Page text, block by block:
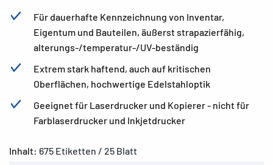
Für dauerhafte Kennzeichnung von Inventar,
Eigentum und Bauteilen, äußerst strapazierfähig,
alterungs-/temperatur-/UV-beständig
Extrem stark haftend, auch auf kritischen
Oberflächen, hochwertige Edelstahloptik
Geeignet für Laserdrucker und Kopierer - nicht für
Farblaserdrucker und Inkjetdrucker
Inhalt: 675 Etiketten / 25 Blatt